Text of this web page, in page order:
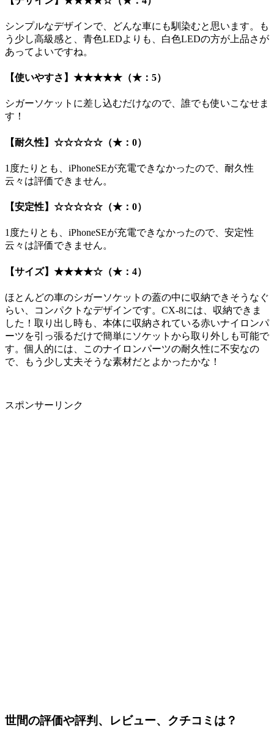
シンプルなデザインで、どんな車にも馴染むと思います。も
う少し高級感と、青色LEDよりも、白色LEDの方が上品さが
あってよいですね。
【使いやすさ】 ★★★★★（★：5）
シガーソケットに差し込むだけなので、誰でも使いこなせま
す！
【耐久性】 ☆☆☆☆☆（★：0）
1度たりとも、iPhoneSEが充電できなかったので、耐久性
云々は評価できません。
【安定性】 ☆☆☆☆☆（★：0）
1度たりとも、iPhoneSEが充電できなかったので、安定性
云々は評価できません。
【サイズ】 ★★★★☆（★：4）
ほとんどの車のシガーソケットの蓋の中に収納できそうなぐ
らい、コンパクトなデザインです。CX-8には、収納できま
した！取り出し時も、本体に収納されている赤いナイロンパ
ーツを引っ張るだけで簡単にソケットから取り外しも可能で
す。個人的には、このナイロンパーツの耐久性に不安なの
で、もう少し丈夫そうな素材だとよかったかな！
スポンサーリンク
世間の評価や評判、レビュー、クチコミは？